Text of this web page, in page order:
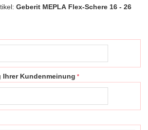
Geberit MEPLA Flex-Schere 16 - 26
Ihrer Kundenmeinung